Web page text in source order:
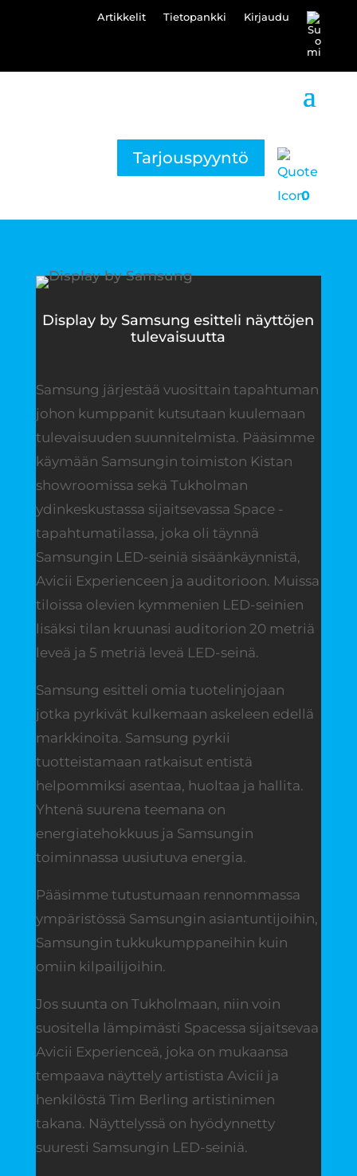
Artikkelit Tietopankki Kirjaudu
Tarjouspyyntö
0
Display by Samsung esitteli näyttöjen
tulevaisuutta
Samsung järjestää vuosittain tapahtuman
johon kumppanit kutsutaan kuulemaan
tulevaisuuden suunnitelmista. Pääsimme
käymään Samsungin toimiston Kistan
showroomissa sekä Tukholman
ydinkeskustassa sijaitsevassa Space -
tapahtumatilassa, joka oli täynnä
Samsungin LED-seiniä sisäänkäynnistä,
Avicii Experienceen ja auditorioon. Muissa
tiloissa olevien kymmenien LED-seinien
lisäksi tilan kruunasi auditorion 20 metriä
leveä ja 5 metriä leveä LED-seinä.
Samsung esitteli omia tuotelinjojaan
jotka pyrkivät kulkemaan askeleen edellä
markkinoita. Samsung pyrkii
tuotteistamaan ratkaisut entistä
helpommiksi asentaa, huoltaa ja hallita.
Yhtenä suurena teemana on
energiatehokkuus ja Samsungin
toiminnassa uusiutuva energia.
Pääsimme tutustumaan rennommassa
ympäristössä Samsungin asiantuntijoihin,
Samsungin tukkukumppaneihin kuin
omiin kilpailijoihin.
Jos suunta on Tukholmaan, niin voin
suositella lämpimästi Spacessa sijaitsevaa
Avicii Experienceä, joka on mukaansa
tempaava näyttely artistista Avicii ja
henkilöstä Tim Berling artistinimen
takana. Näyttelyssä on hyödynnetty
suuresti Samsungin LED-seiniä.